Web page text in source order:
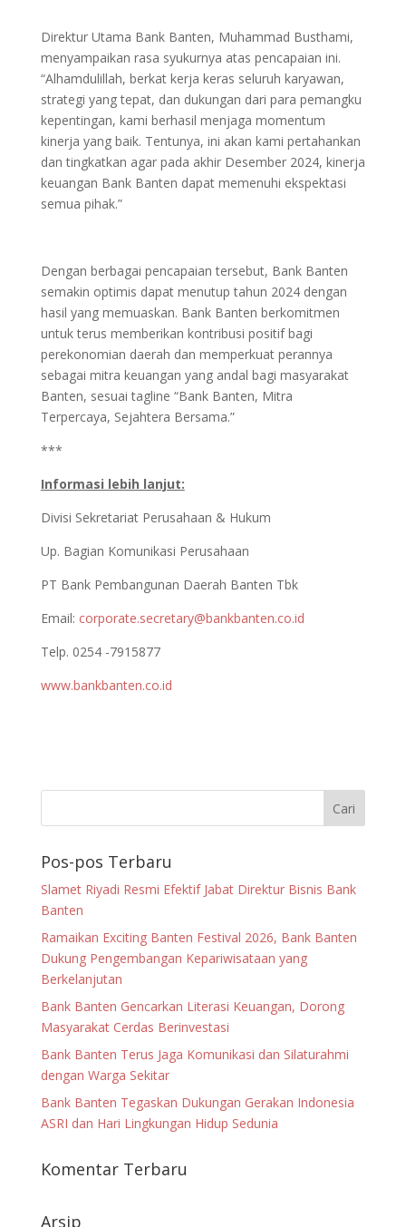
Direktur Utama Bank Banten, Muhammad Busthami,
menyampaikan rasa syukurnya atas pencapaian ini.
“Alhamdulillah, berkat kerja keras seluruh karyawan,
strategi yang tepat, dan dukungan dari para pemangku
kepentingan, kami berhasil menjaga momentum
kinerja yang baik. Tentunya, ini akan kami pertahankan
dan tingkatkan agar pada akhir Desember 2024, kinerja
keuangan Bank Banten dapat memenuhi ekspektasi
semua pihak.”
Dengan berbagai pencapaian tersebut, Bank Banten
semakin optimis dapat menutup tahun 2024 dengan
hasil yang memuaskan. Bank Banten berkomitmen
untuk terus memberikan kontribusi positif bagi
perekonomian daerah dan memperkuat perannya
sebagai mitra keuangan yang andal bagi masyarakat
Banten, sesuai tagline “Bank Banten, Mitra
Terpercaya, Sejahtera Bersama.”
***
Informasi lebih lanjut:
Divisi Sekretariat Perusahaan & Hukum
Up. Bagian Komunikasi Perusahaan
PT Bank Pembangunan Daerah Banten Tbk
Email: corporate.secretary@bankbanten.co.id
Telp. 0254 -7915877
www.bankbanten.co.id
Pos-pos Terbaru
Slamet Riyadi Resmi Efektif Jabat Direktur Bisnis Bank
Banten
Ramaikan Exciting Banten Festival 2026, Bank Banten
Dukung Pengembangan Kepariwisataan yang
Berkelanjutan
Bank Banten Gencarkan Literasi Keuangan, Dorong
Masyarakat Cerdas Berinvestasi
Bank Banten Terus Jaga Komunikasi dan Silaturahmi
dengan Warga Sekitar
Bank Banten Tegaskan Dukungan Gerakan Indonesia
ASRI dan Hari Lingkungan Hidup Sedunia
Komentar Terbaru
Arsip